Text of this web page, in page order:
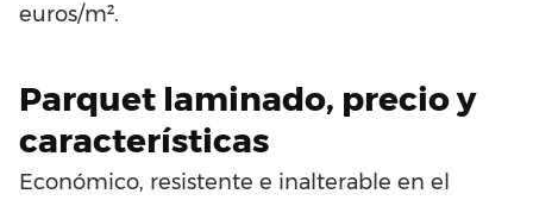
euros/m².
Parquet laminado, precio y
características
Económico, resistente e inalterable en el